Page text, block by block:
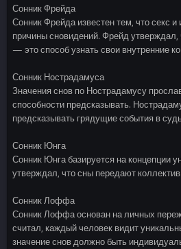
Сонник Фрейда
Сонник Фрейда известен тем, что секс и
причины сновидений. Фрейд утверждал,
— это способ узнать свои внутренние
Сонник Нострадамуса
Значения снов по Нострадамусу
способности предсказывать.
предсказывать грядущие события в
Сонник Юнга
Сонник Юнга базируется на концепции
утверждал, что сны передают
Сонник Лоффа
Сонник Лоффа основан на личных
считал, каждый человек видит
значение снов должно быть